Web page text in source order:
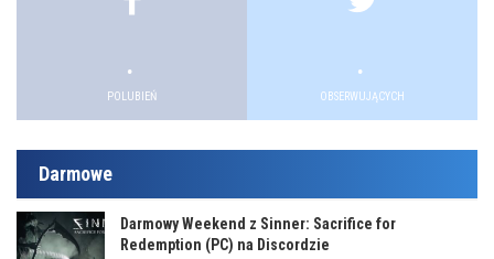
..
POLUBIEŃ
.
OBSERWUJĄCYCH
Darmowe
Darmowy Weekend z Sinner: Sacrifice for
Redemption (PC) na Discordzie